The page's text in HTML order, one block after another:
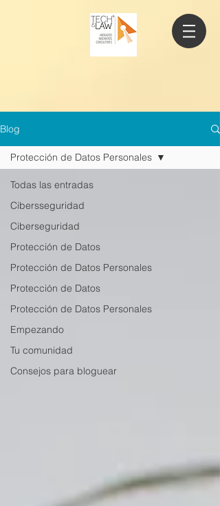
Blog
Todas las entradas
Cibersseguridad
Ciberseguridad
Protección de Datos
Protección de Datos Personales
Protección de Datos
Protección de Datos Personales
Empezando
Tu comunidad
Consejos para bloguear
Protección de Datos Personales